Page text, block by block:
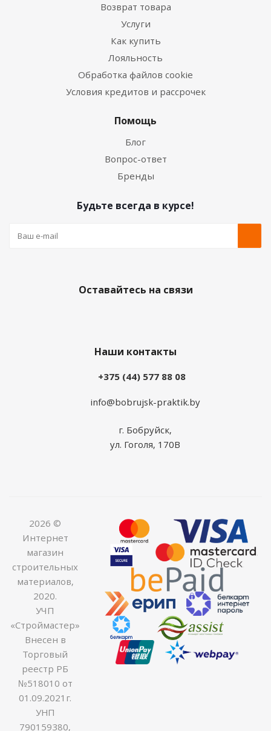
Возврат товара
Услуги
Как купить
Лояльность
Обработка файлов cookie
Условия кредитов и рассрочек
Помощь
Блог
Вопрос-ответ
Бренды
Будьте всегда в курсе!
Оставайтесь на связи
Наши контакты
+375 (44) 577 88 08
info@bobrujsk-praktik.by
г. Бобруйск,
ул. Гоголя, 170В
2026 ©
Интернет
магазин
строительных
материалов,
2020.
УЧП
«Строймастер»
Внесен в
Торговый
реестр РБ
№518010 от
01.09.2021г.
УНП
790159380,